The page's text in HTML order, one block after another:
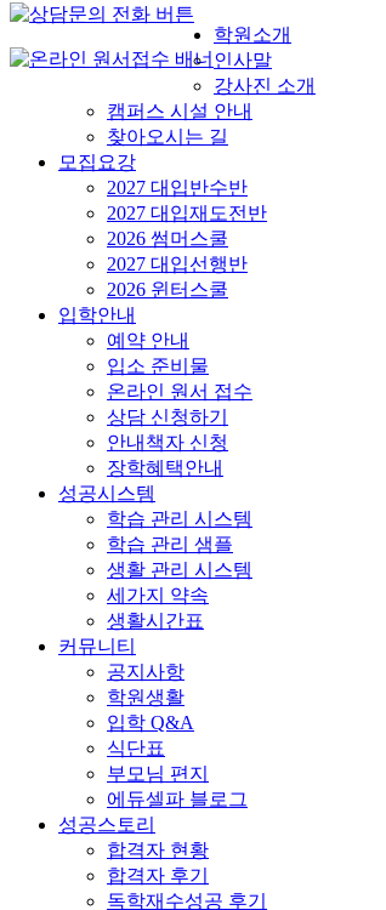
학원소개
인사말
강사진 소개
캠퍼스 시설 안내
찾아오시는 길
모집요강
2027 대입반수반
2027 대입재도전반
2026 썸머스쿨
2027 대입선행반
2026 윈터스쿨
입학안내
예약 안내
입소 준비물
온라인 원서 접수
상담 신청하기
안내책자 신청
장학혜택안내
성공시스템
학습 관리 시스템
학습 관리 샘플
생활 관리 시스템
세가지 약속
생활시간표
커뮤니티
공지사항
학원생활
입학 Q&A
식단표
부모님 편지
에듀셀파 블로그
성공스토리
합격자 현황
합격자 후기
독학재수성공 후기